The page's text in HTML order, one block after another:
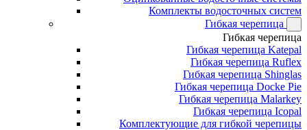
Комплекты водосточных систем
Гибкая черепица
Гибкая черепица
Гибкая черепица Katepal
Гибкая черепица Ruflex
Гибкая черепица Shinglas
Гибкая черепица Docke Pie
Гибкая черепица Malarkey
Гибкая черепица Icopal
Комплектующие для гибкой черепицы